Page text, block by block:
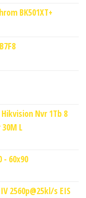
BK501XT+
Nvr 1Tb 8
L
- 60x90
2560p@25kl/s EIS